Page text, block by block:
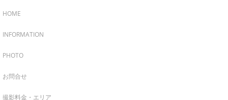
HOME
INFORMATION
PHOTO
お問合せ
撮影料金・エリア